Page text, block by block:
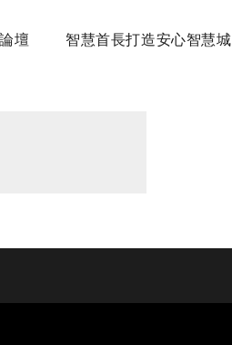
壇 智慧首長打造安心智慧城